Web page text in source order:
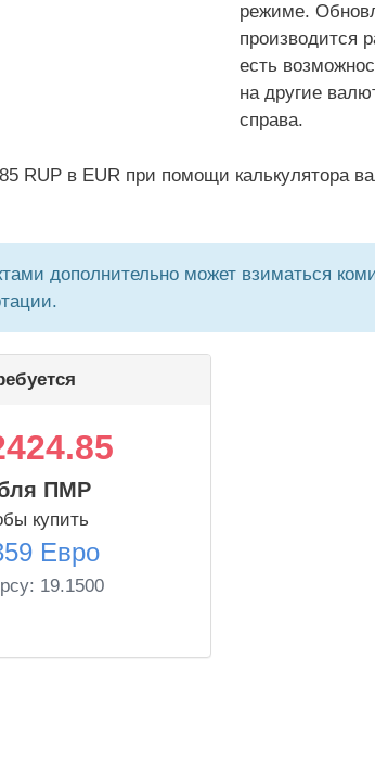
режиме.
производится
есть
на другие
справа.
RUP в EUR при помощи калькулятора
дополнительно может взиматься
ПМР
купить
Евро
19.1500